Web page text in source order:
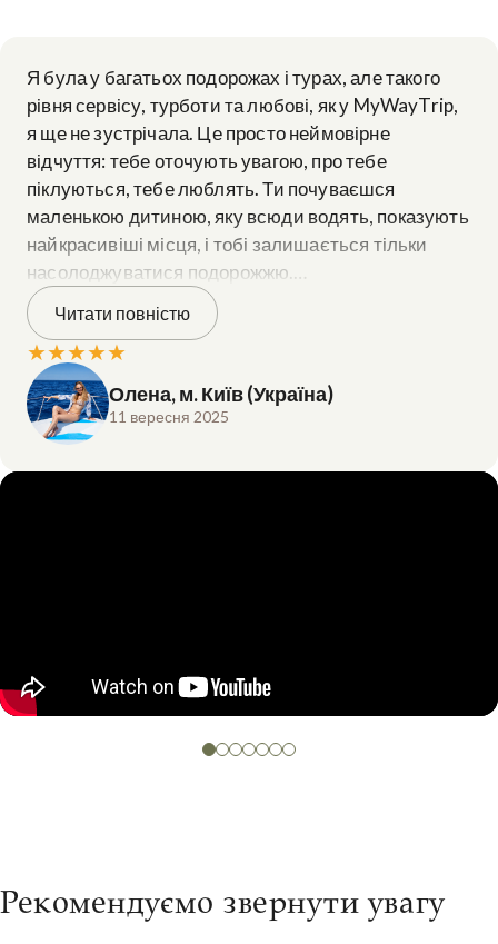
Я була у багатьох подорожах і турах, але такого
рівня сервісу, турботи та любові, як у MyWayTrip,
я ще не зустрічала. Це просто неймовірне
відчуття: тебе оточують увагою, про тебе
піклуються, тебе люблять. Ти почуваєшся
маленькою дитиною, яку всюди водять, показують
найкрасивіші місця, і тобі залишається тільки
насолоджуватися подорожжю.
Готелі були просто шикарні. Зазвичай у подібних
турах намагаються обирати дешевше
проживання, але тут готелі дуже хорошого рівня:
затишні, красиві та комфортні.
Окремо хочу відзначити атмосферу в групі.
Якщо запитати мене, яка локація за ці вісім днів
сподобалася найбільше, то моя відповідь — усі.
Ми не витрачали час на щось другорядне, а
я б порадила просто довіритися MyWayTrip,
Читати повністю
★★★★★
Олена, м. Київ (Україна)
11 вересня 2025
Рекомендуємо звернути увагу